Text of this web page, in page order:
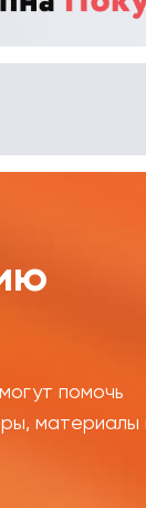
помочь
материалы